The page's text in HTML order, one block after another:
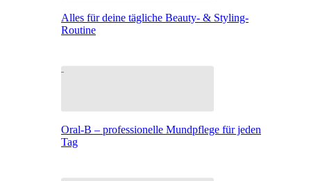
Alles für deine tägliche Beauty- & Styling-
Routine
Oral-B – professionelle Mundpflege für jeden
Tag